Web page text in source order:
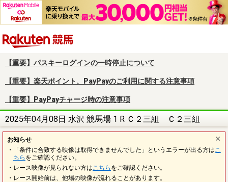
【重要】パスキーログインの一時停止について
【重要】楽天ポイント、PayPayのご利用に関する注意事項
【重要】PayPayチャージ時の注意事項
2025年04月08日 水沢 競馬場 1 R Ｃ２三組 Ｃ２三組
お知らせ
・「条件に合致する映像は取得できませんでした」というエラーが出る方は こ
ちら をご確認ください。
・レース映像が見られない方は こちら をご確認ください。
・レース開始前は、他場の映像が流れることがあります。